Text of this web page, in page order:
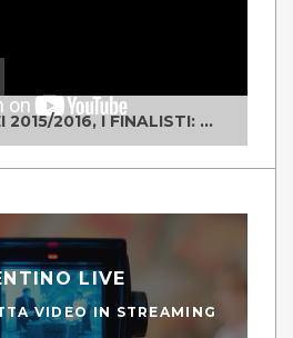
UNO TWO DREI 2015/2016, I FINALISTI: CLASSE IV ALS ISTITUTO "DEGASPERI" BORGO VALSUGANA
LIVE
VIDEO IN STREAMING